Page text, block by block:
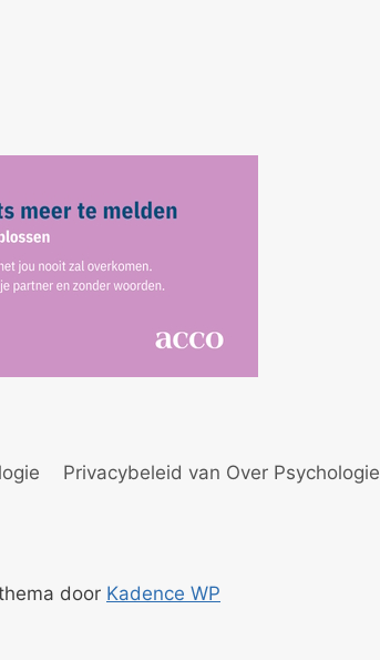
Privacybeleid van Over Psychologie
door Kadence WP